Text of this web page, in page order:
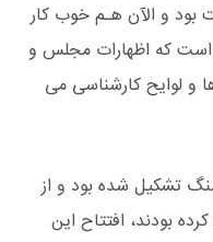
بود و الآن هـم خوب کار
که اظهارات مجلس و
و لوایح کارشناسی می
تشکیل شده بود و از
بودند، افتتاح این